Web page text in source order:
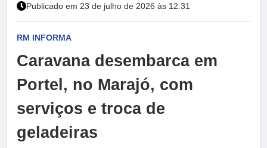
Publicado em 23 de julho de 2026 às 12:31
RM INFORMA
Caravana desembarca em
Portel, no Marajó, com
serviços e troca de
geladeiras